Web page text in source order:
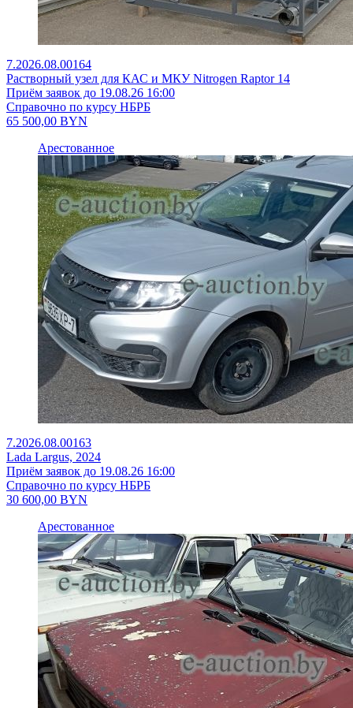
7.2026.08.00164
Растворный узел для КАС и МКУ Nitrogen Raptor 14
Приём заявок до 19.08.26 16:00
Справочно по курсу НБРБ
65 500,00 BYN
Арестованное
7.2026.08.00163
Lada Largus, 2024
Приём заявок до 19.08.26 16:00
Справочно по курсу НБРБ
30 600,00 BYN
Арестованное